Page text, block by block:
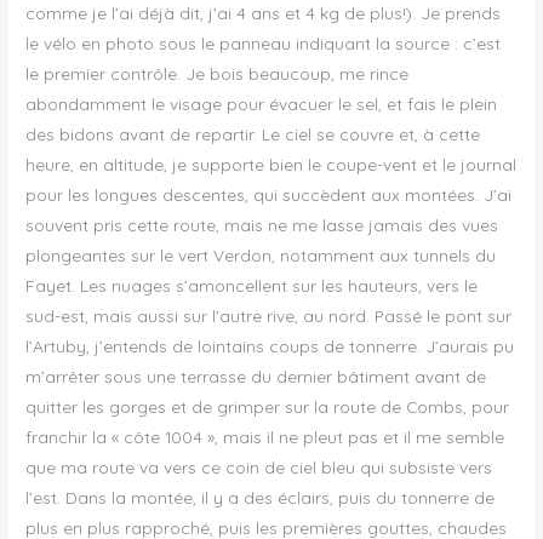
comme je l’ai déjà dit, j’ai 4 ans et 4 kg de plus!). Je prends
le vélo en photo sous le panneau indiquant la source : c’est
le premier contrôle. Je bois beaucoup, me rince
abondamment le visage pour évacuer le sel, et fais le plein
des bidons avant de repartir. Le ciel se couvre et, à cette
heure, en altitude, je supporte bien le coupe-vent et le journal
pour les longues descentes, qui succèdent aux montées. J’ai
souvent pris cette route, mais ne me lasse jamais des vues
plongeantes sur le vert Verdon, notamment aux tunnels du
Fayet. Les nuages s’amoncellent sur les hauteurs, vers le
sud-est, mais aussi sur l’autre rive, au nord. Passé le pont sur
l’Artuby, j’entends de lointains coups de tonnerre. J’aurais pu
m’arrêter sous une terrasse du dernier bâtiment avant de
quitter les gorges et de grimper sur la route de Combs, pour
franchir la « côte 1004 », mais il ne pleut pas et il me semble
que ma route va vers ce coin de ciel bleu qui subsiste vers
l’est. Dans la montée, il y a des éclairs, puis du tonnerre de
plus en plus rapproché, puis les premières gouttes, chaudes